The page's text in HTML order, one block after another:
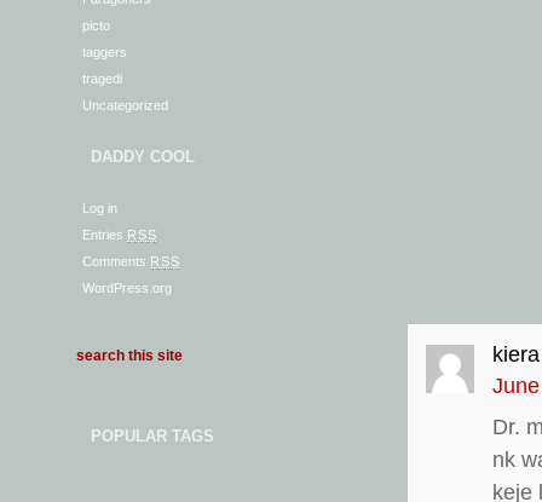
picto
taggers
tragedi
Uncategorized
DADDY COOL
Log in
Entries RSS
Comments RSS
WordPress.org
POPULAR TAGS
kiera
Dr.
nk
keje